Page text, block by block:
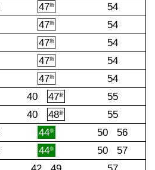
47新
54
47新
54
47新
54
47新
54
47新
54
40 47新
55
40 48新
55
44奈 50
56
44奈 50
57